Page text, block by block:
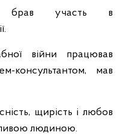
брав участь в
війни працював
консультантом, мав
щирість і любов
людиною.